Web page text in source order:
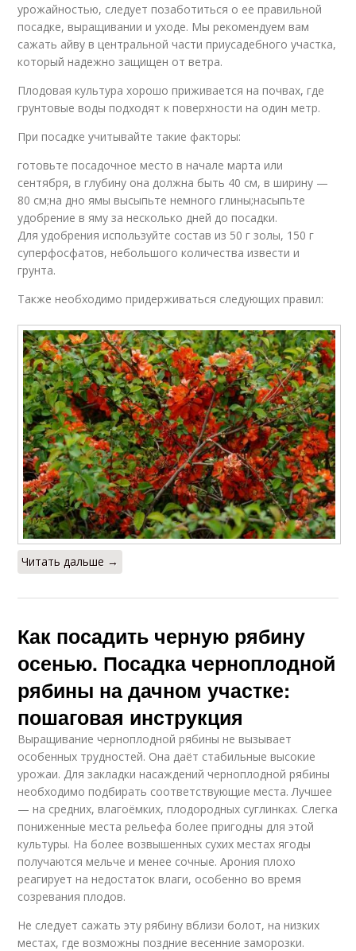
урожайностью, следует позаботиться о ее правильной
посадке, выращивании и уходе. Мы рекомендуем вам
сажать айву в центральной части приусадебного участка,
который надежно защищен от ветра.
Плодовая культура хорошо приживается на почвах, где
грунтовые воды подходят к поверхности на один метр.
При посадке учитывайте такие факторы:
готовьте посадочное место в начале марта или
сентября, в глубину она должна быть 40 см, в ширину —
80 см;на дно ямы высыпьте немного глины;насыпьте
удобрение в яму за несколько дней до посадки.
Для удобрения используйте состав из 50 г золы, 150 г
суперфосфатов, небольшого количества извести и
грунта.
Также необходимо придерживаться следующих правил:
Читать дальше →
Как посадить черную рябину
осенью. Посадка черноплодной
рябины на дачном участке:
пошаговая инструкция
Выращивание черноплодной рябины не вызывает
особенных трудностей. Она даёт стабильные высокие
урожаи. Для закладки насаждений черноплодной рябины
необходимо подбирать соответствующие места. Лучшее
— на средних, влагоёмких, плодородных суглинках. Слегка
пониженные места рельефа более пригодны для этой
культуры. На более возвышенных сухих местах ягоды
получаются мельче и менее сочные. Арония плохо
реагирует на недостаток влаги, особенно во время
созревания плодов.
Не следует сажать эту рябину вблизи болот, на низких
местах, где возможны поздние весенние заморозки.